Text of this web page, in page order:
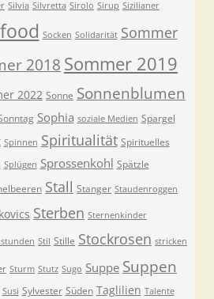
Silvia Silvretta Sirolo Sirup Sizilianer
Socken Solidarität Sommer
2018 Sommer 2019
2022 Sonne Sonnenblumen
Sophia soziale Medien Spargel
Spinnen Spiritualität Spirituelles
Splügen Sprossenkohl Spätzle
Stall Stanger Staudenroggen
Sterben Sternenkinder
Stil Stille Stockrosen stricken
Sturm Stutz Sugo Suppe Suppen
Susi Sylvester Süden Taglilien Talente